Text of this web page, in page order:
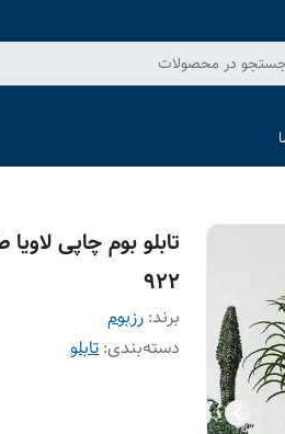
در محصولات
922
برند: رزبوم
دسته‌بندی:تابلو